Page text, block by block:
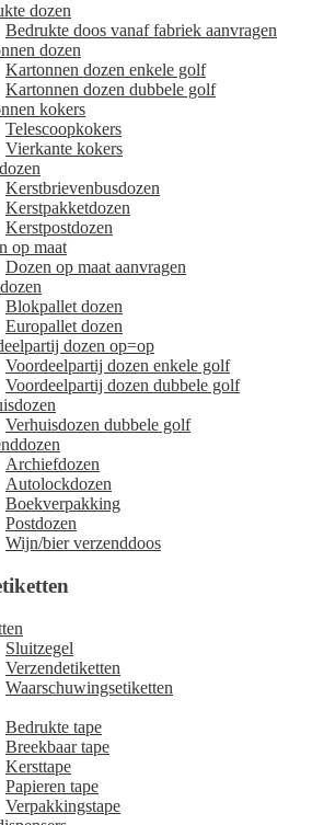
dozen
Bedrukte doos vanaf fabriek aanvragen
dozen
Kartonnen dozen enkele golf
Kartonnen dozen dubbele golf
kokers
Telescoopkokers
Vierkante kokers
Kerstbrievenbusdozen
Kerstpakketdozen
Kerstpostdozen
op maat
Dozen op maat aanvragen
Blokpallet dozen
Europallet dozen
dozen op=op
Voordeelpartij dozen enkele golf
Voordeelpartij dozen dubbele golf
Verhuisdozen dubbele golf
Archiefdozen
Autolockdozen
Boekverpakking
Postdozen
Wijn/bier verzenddoos
Sluitzegel
Verzendetiketten
Waarschuwingsetiketten
Bedrukte tape
Breekbaar tape
Kersttape
Papieren tape
Verpakkingstape